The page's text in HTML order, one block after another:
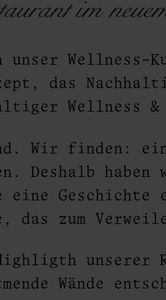
im
Wellness-
das
Wellness
Wir finden:
Deshalb haben
Geschichte
zum
Wände